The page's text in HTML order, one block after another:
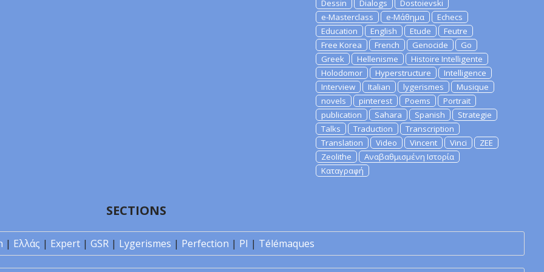
Dessin
Dialogs
Dostoievski
e-Masterclass
e-Μάθημα
Echecs
Education
English Etude
Feutre
Free Korea
French Genocide
Go
Greek
Hellenisme
Histoire Intelligente
Holodomor
Hyperstructure
Intelligence
Interview
Italian lygerismes
Musique
novels
pinterest Poems
Portrait
publication
Sahara Spanish
Strategie
Talks
Traduction
Transcription
Translation
Video Vincent Vinci
ZEE
Zeolithe
Αναβαθμισμένη Ιστορία
Καταγραφή
SECTIONS
| Ελλάς | Expert | GSR | Lygerismes | Perfection | PI | Télémaques